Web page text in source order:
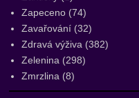
Zapeceno (74)
Zavařování (32)
Zdravá výživa (382)
Zelenina (298)
Zmrzlina (8)